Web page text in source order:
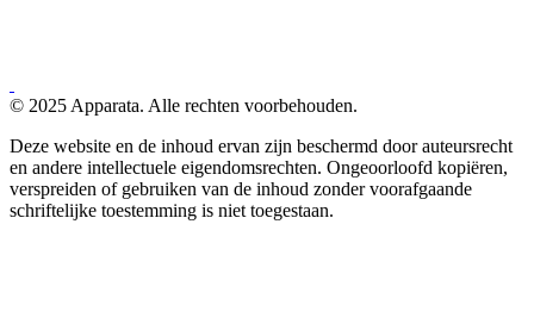
© 2025 Apparata. Alle rechten voorbehouden.
Deze website en de inhoud ervan zijn beschermd door auteursrecht
en andere intellectuele eigendomsrechten. Ongeoorloofd kopiëren,
verspreiden of gebruiken van de inhoud zonder voorafgaande
schriftelijke toestemming is niet toegestaan.